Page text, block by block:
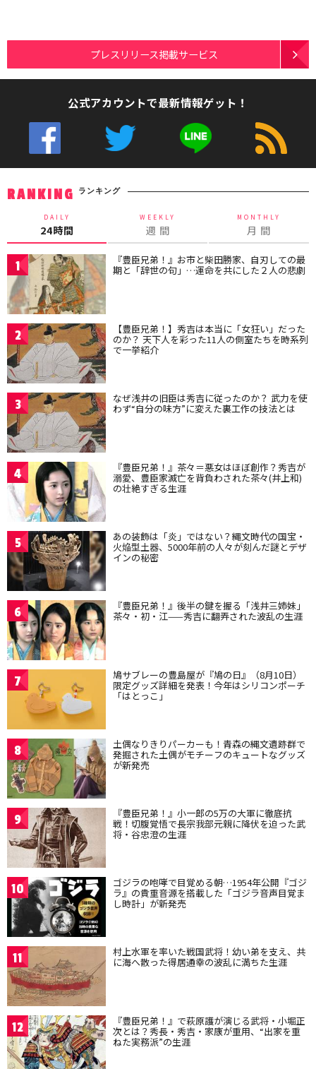
プレスリリース掲載サービス
公式アカウントで最新情報ゲット！
RANKING ランキング
DAILY
24時間
WEEKLY
週 間
MONTHLY
月 間
1 『豊臣兄弟！』お市と柴田勝家、自刃しての最
期と「辞世の句」…運命を共にした２人の悲劇
2 【豊臣兄弟！】秀吉は本当に「女狂い」だった
のか？ 天下人を彩った11人の側室たちを時系列
で一挙紹介
3 なぜ浅井の旧臣は秀吉に従ったのか？ 武力を使
わず“自分の味方”に変えた裏工作の技法とは
4 『豊臣兄弟！』茶々＝悪女はほぼ創作？秀吉が
溺愛、豊臣家滅亡を背負わされた茶々(井上和)
の壮絶すぎる生涯
5 あの装飾は「炎」ではない？縄文時代の国宝・
火焔型土器、5000年前の人々が刻んだ謎とデザ
インの秘密
6 『豊臣兄弟！』後半の鍵を握る「浅井三姉妹」
茶々・初・江——秀吉に翻弄された波乱の生涯
7 鳩サブレーの豊島屋が『鳩の日』（8月10日）
限定グッズ詳細を発表！今年はシリコンポーチ
「はとっこ」
8 土偶なりきりパーカーも！青森の縄文遺跡群で
発掘された土偶がモチーフのキュートなグッズ
が新発売
9 『豊臣兄弟！』小一郎の5万の大軍に徹底抗
戦！切腹覚悟で長宗我部元親に降伏を迫った武
将・谷忠澄の生涯
10 ゴジラの咆哮で目覚める朝…1954年公開『ゴジ
ラ』の貴重音源を搭載した「ゴジラ音声目覚ま
し時計」が新発売
11 村上水軍を率いた戦国武将！幼い弟を支え、共
に海へ散った得居通幸の波乱に満ちた生涯
12 『豊臣兄弟！』で萩原護が演じる武将・小堀正
次とは？秀長・秀吉・家康が重用、“出家を重
ねた実務派”の生涯